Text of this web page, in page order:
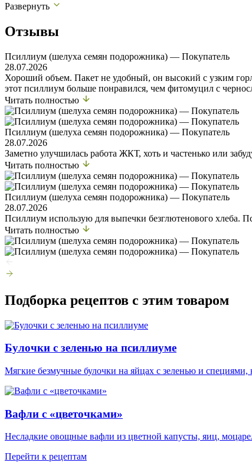
Развернуть
Отзывы
Псиллиум (шелуха семян подорожника) — Покупатель
28.07.2026
Хороший объем. Пакет не удобный, он высокий с узким
этот псиллиум больше понравился, чем фитомуцил с
Читать полностью
Псиллиум (шелуха семян подорожника) — Покупатель
28.07.2026
Заметно улучшилась работа ЖКТ, хоть и частенько или
Читать полностью
Псиллиум (шелуха семян подорожника) — Покупатель
28.07.2026
Псиллиум использую для выпечки безглютенового хлеба.
Читать полностью
Подборка рецептов с этим товаром
Булочки с зеленью на псиллиуме
Мягкие безмучные булочки на яйцах с зеленью и специями,
Вафли с «цветочками»
Несладкие овощные вафли из цветной капусты, яиц,
Перейти к рецептам